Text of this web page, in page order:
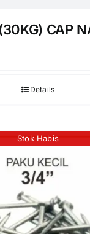
CAP
Details
Stok Habis